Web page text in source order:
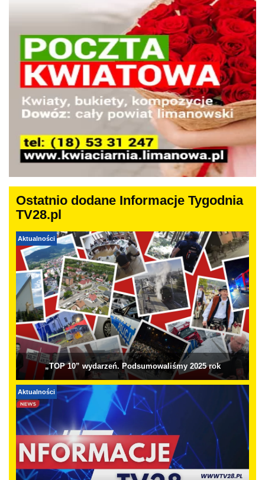
Ostatnio dodane Informacje Tygodnia
TV28.pl
Aktualności
„TOP 10” wydarzeń. Podsumowaliśmy 2025 rok
Aktualności